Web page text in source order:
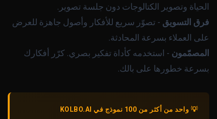
الحياة وتصوير الكتالوجات دون جلسة تصوير.
فرق التسويق - تصوّر سريع للأفكار وأصول جاهزة للعرض
على العملاء بسرعة المحادثة.
المصمّمون - استخدمه كأداة تفكير بصري. كرّر أفكارك
بسرعة خطورها على بالك.
💡 واحد من أكثر من 100 نموذج في KOLBO.AI